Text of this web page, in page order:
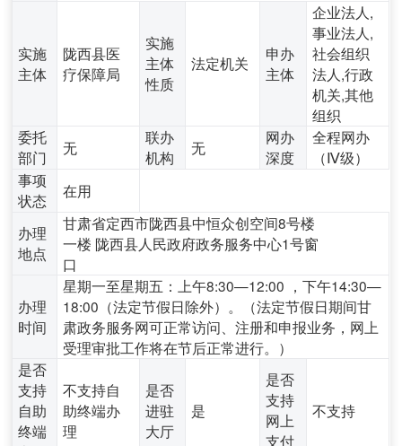
实施
主体
陇西县医
疗保障局
实施
主体
性质
法定机关
申办
主体
企业法人,
事业法人,
社会组织
法人,行政
机关,其他
组织
委托
部门
无
联办
机构
无
网办
深度
全程网办
（Ⅳ级）
事项
状态
在用
办理
地点
甘肃省定西市陇西县中恒众创空间8号楼
一楼 陇西县人民政府政务服务中心1号窗
口
办理
时间
星期一至星期五：上午8:30—12:00 ，下午14:30—
18:00（法定节假日除外）。（法定节假日期间甘
肃政务服务网可正常访问、注册和申报业务，网上
受理审批工作将在节后正常进行。）
是否
支持
自助
终端
不支持自
助终端办
理
是否
进驻
大厅
是
是否
支持
网上
支付
不支持